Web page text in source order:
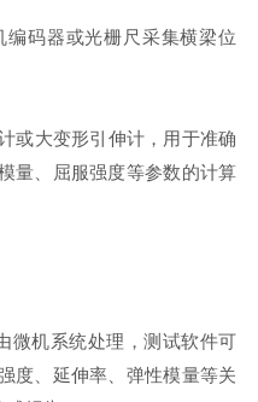
码器或光栅尺采集横梁位
大变形引伸计，用于准确
量、屈服强度等参数的计算
机系统处理，测试软件可
度、延伸率、弹性模量等关